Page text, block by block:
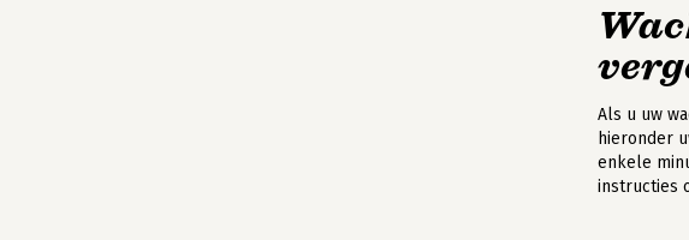
Als u uw
hieronder
enkele
instructies